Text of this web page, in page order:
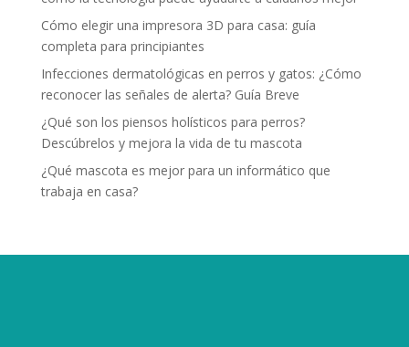
Cómo elegir una impresora 3D para casa: guía
completa para principiantes
Infecciones dermatológicas en perros y gatos: ¿Cómo
reconocer las señales de alerta? Guía Breve
¿Qué son los piensos holísticos para perros?
Descúbrelos y mejora la vida de tu mascota
¿Qué mascota es mejor para un informático que
trabaja en casa?